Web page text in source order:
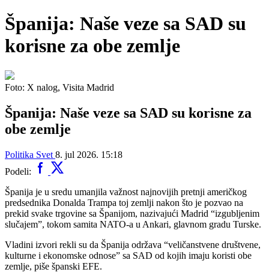
Španija: Naše veze sa SAD su
korisne za obe zemlje
Foto: X nalog, Visita Madrid
Španija: Naše veze sa SAD su korisne za
obe zemlje
Politika Svet 8. jul 2026. 15:18
Podeli:
Španija je u sredu umanjila važnost najnovijih pretnji američkog
predsednika Donalda Trampa toj zemlji nakon što je pozvao na
prekid svake trgovine sa Španijom, nazivajući Madrid “izgubljenim
slučajem”, tokom samita NATO-a u Ankari, glavnom gradu Turske.
Vladini izvori rekli su da Španija održava “veličanstvene društvene,
kulturne i ekonomske odnose” sa SAD od kojih imaju koristi obe
zemlje, piše španski EFE.